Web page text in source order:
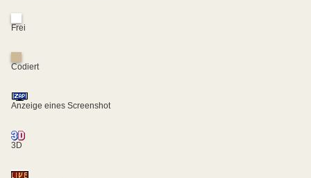
Frei
Codiert
Anzeige eines Screenshot
3D